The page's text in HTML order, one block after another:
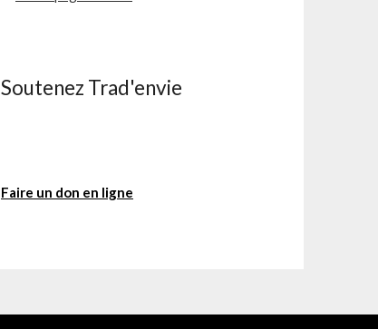
Soutenez Trad'envie
Faire un don en ligne